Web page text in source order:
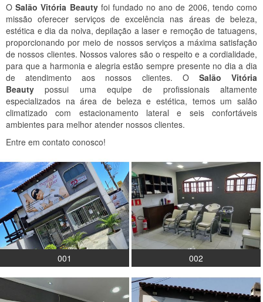
OSalão Vitória Beautyfoi fundado no ano de 2006, tendo como
missão oferecer serviços de excelência nas áreas de beleza,
estética e dia da noiva, depilação a laser e remoção de tatuagens,
proporcionando por meio de nossos serviços a máxima satisfação
de nossos clientes. Nossos valores são o respeito e a cordialidade,
para que a harmonia e alegria estão sempre presente no dia a dia
de atendimento aos nossos clientes. O Salão Vitória
Beauty possui uma equipe de profissionais altamente
especializados na área de beleza e estética, temos um salão
climatizado com estacionamento lateral e seis confortáveis
ambientes para melhor atender nossos clientes.
Entre em contato conosco!
001 002